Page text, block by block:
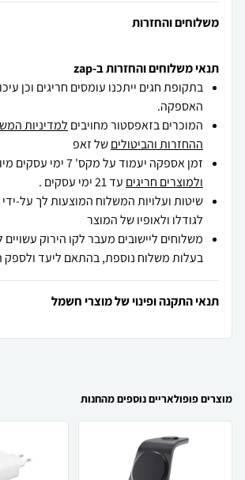
משלוחים והחזרות
תנאי משלוחים והחזרות ב-zap
בתקופת חגים ייתכנו עומסים חריגים וכן
האספקה.
המוכרים בזאפסטור מחויבים למדיניות
ההחזרות והביטוליםשל זאפ
זמן אספקה יעמוד על מקס' 7 ימי עסקים מיום הזמנה,
ולמוצרים חריגים עד 21 ימי עסקים .
שיטות ועלויות המשלוח המוצעות לך על-
לגודלו ולאופיו של המוצר
משלוחים ליישובים מעבר לקו הירוק עשויים
בעלות משלוח נוספת, בהתאם ליעד ולספק
תנאי התקנה ופינוי של מוצרי חשמל
מוצרים פופולאריים נוספים מהחנות